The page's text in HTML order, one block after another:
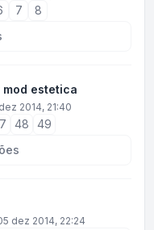
7
8
mod estetica
dez 2014, 21:40
48
49
dez 2014, 22:24